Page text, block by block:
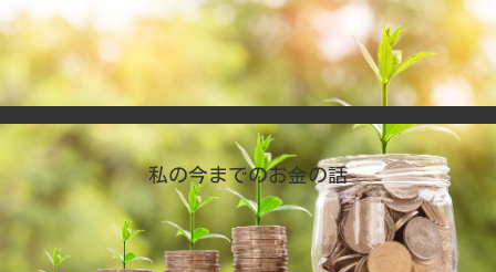
私の今までのお金の話